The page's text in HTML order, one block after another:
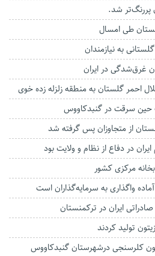
پررنگ‌تر شد.
غرق‌شدگی در ایران
حین سرقت در گنبدکاووس
مرکزی کشور
واگذاری به سرمایه‌گذاران است
ایران در ترکمنستان
تولید کردند